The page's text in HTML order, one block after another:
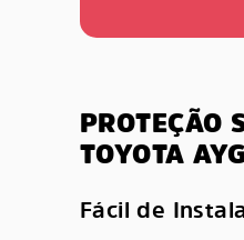
PROTEÇÃO
TOYOTA
Fácil de